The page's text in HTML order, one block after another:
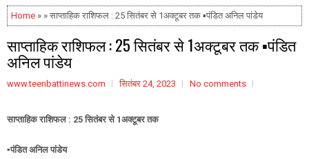
Home » » साप्ताहिक राशिफल : 25 सितंबर से 1अक्टूबर तक ▪️पंडित अनिल पांडेय
साप्ताहिक राशिफल : 25 सितंबर से 1अक्टूबर तक ▪️पंडित
अनिल पांडेय
www.teenbattinews.com सितंबर 24, 2023 No comments
साप्ताहिक राशिफल : 25 सितंबर से 1अक्टूबर तक
▪️पंडित अनिल पांडेय